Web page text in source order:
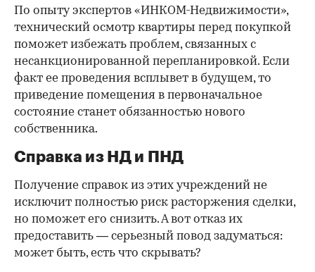
По опыту экспертов «ИНКОМ-Недвижимости»,
технический осмотр квартиры перед покупкой
поможет избежать проблем, связанных с
несанкционированной перепланировкой. Если
факт ее проведения всплывет в будущем, то
приведение помещения в первоначальное
состояние станет обязанностью нового
собственника.
Справка из НД и ПНД
Получение справок из этих учреждений не
исключит полностью риск расторжения сделки,
но поможет его снизить. А вот отказ их
предоставить — серьезный повод задуматься:
может быть, есть что скрывать?